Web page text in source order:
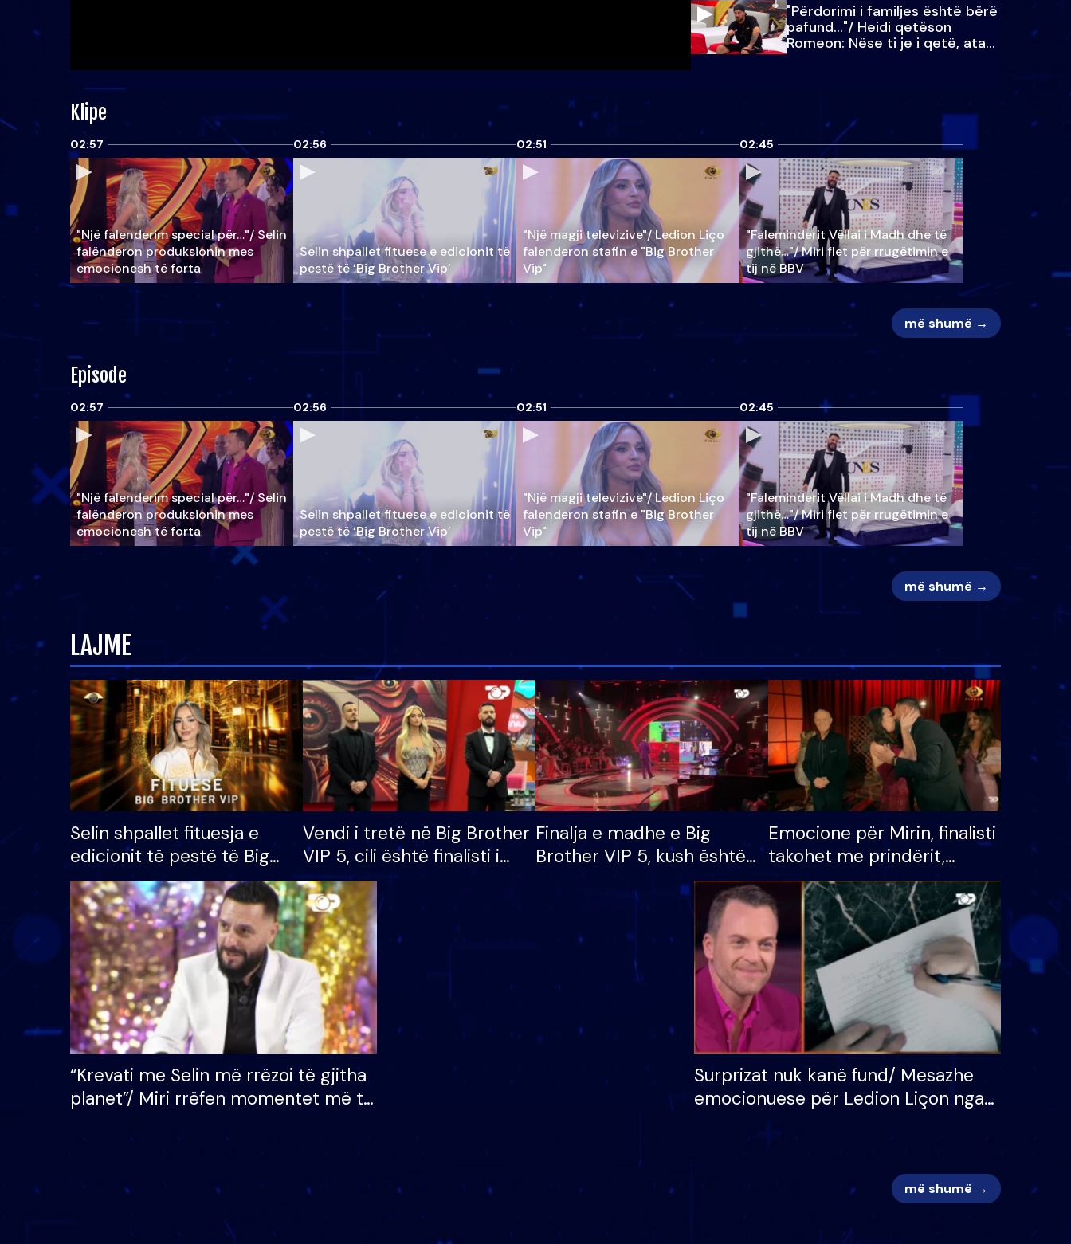
"Përdorimi i familjes është bërë
pafund…"/ Heidi qetëson
Romeon: Nëse ti je i qetë, ata
qetësohen
Klipe
02:57
"Një falenderim special për…"/ Selin
falënderon produksionin mes
emocionesh të forta
02:56
Selin shpallet fituese e edicionit të
pestë të ‘Big Brother Vip’
02:51
"Një magji televizive"/ Ledion Liço
falenderon stafin e "Big Brother
Vip"
02:45
"Faleminderit Vëllai i Madh dhe të
gjithë…"/ Miri flet për rrugëtimin e
tij në BBV
më shumë →
Episode
02:57
"Një falenderim special për…"/ Selin
falënderon produksionin mes
emocionesh të forta
02:56
Selin shpallet fituese e edicionit të
pestë të ‘Big Brother Vip’
02:51
"Një magji televizive"/ Ledion Liço
falenderon stafin e "Big Brother
Vip"
02:45
"Faleminderit Vëllai i Madh dhe të
gjithë…"/ Miri flet për rrugëtimin e
tij në BBV
më shumë →
LAJME
Selin shpallet fituesja e
edicionit të pestë të Big
Brother VIP, rrëmben
çmimin e madh prej 100
mijë eurosh
Vendi i tretë në Big Brother
VIP 5, cili është finalisti i
radhës që lë shtëpinë
Finalja e madhe e Big
Brother VIP 5, kush është
banori i parë që lë shtëpinë
dhe humb mundësinë për
të fituar çmimin e madh
Emocione për Mirin, finalisti
takohet me prindërit,
vajzën dhe bashkëshorten:
S’kemi ndonjë letër divorci
apo jo?
“Krevati me Selin më rrëzoi të gjitha
planet”/ Miri rrëfen momentet më të
mungojë zilja e mëngjesit kur…
Surprizat nuk kanë fund/ Mesazhe
emocionuese për Ledion Liçon nga
më shumë →